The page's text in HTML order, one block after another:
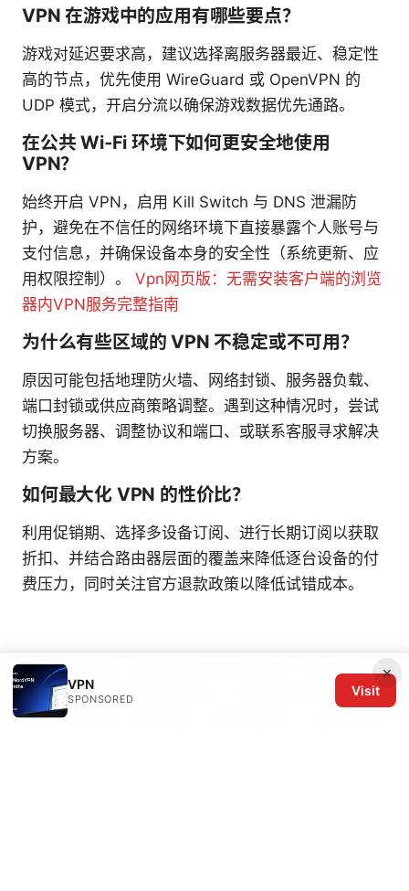
VPN 在游戏中的应用有哪些要点？
游戏对延迟要求高，建议选择离服务器最近、稳定性
高的节点，优先使用 WireGuard 或 OpenVPN 的
UDP 模式，开启分流以确保游戏数据优先通路。
在公共 Wi‑Fi 环境下如何更安全地使用
VPN？
始终开启 VPN，启用 Kill Switch 与 DNS 泄漏防
护，避免在不信任的网络环境下直接暴露个人账号与
支付信息，并确保设备本身的安全性（系统更新、应
用权限控制）。 Vpn网页版：无需安装客户端的浏览
器内VPN服务完整指南
为什么有些区域的 VPN 不稳定或不可用？
原因可能包括地理防火墙、网络封锁、服务器负载、
端口封锁或供应商策略调整。遇到这种情况时，尝试
切换服务器、调整协议和端口、或联系客服寻求解决
方案。
如何最大化 VPN 的性价比？
利用促销期、选择多设备订阅、进行长期订阅以获取
折扣、并结合路由器层面的覆盖来降低逐台设备的付
费压力，同时关注官方退款政策以降低试错成本。
如果你需要进一步的帮助来对比具体的 VPN 品牌与
套餐，或者想要我为你定制一个“按场景”的 VPN 使用
清单（如旅行、在家办公、游戏专用等），告诉我你
×
VPN
SPONSORED
Visit